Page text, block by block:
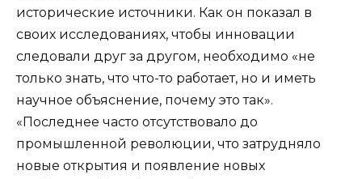
исторические источники. Как он показал в
своих исследованиях, чтобы инновации
следовали друг за другом, необходимо «не
только знать, что что-то работает, но и иметь
научное объяснение, почему это так».
«Последнее часто отсутствовало до
промышленной революции, что затрудняло
новые открытия и появление новых